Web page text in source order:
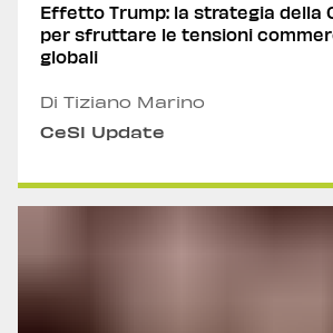
Effetto Trump: la strategia della
per sfruttare le tensioni
globali
Di Tiziano Marino
CeSI Update